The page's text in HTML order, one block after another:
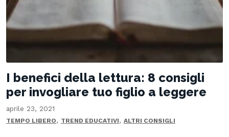
I benefici della lettura: 8 consigli
per invogliare tuo figlio a leggere
aprile 23, 2021
TEMPO LIBERO, TREND EDUCATIVI, ALTRI CONSIGLI